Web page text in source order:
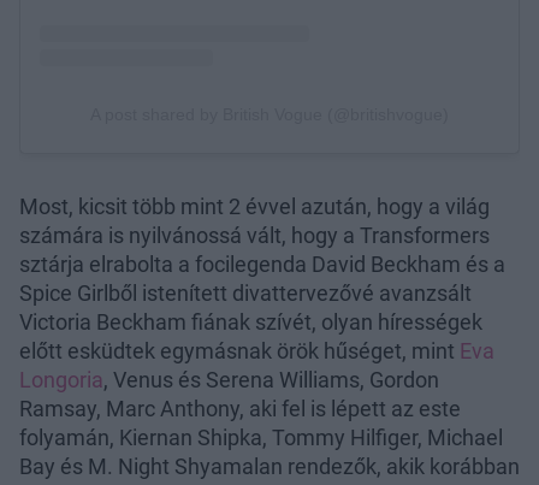
Most, kicsit több mint 2 évvel azután, hogy a világ
számára is nyilvánossá vált, hogy a Transformers
sztárja elrabolta a focilegenda David Beckham és a
Spice Girlből istenített divattervezővé avanzsált
Victoria Beckham fiának szívét, olyan hírességek
előtt esküdtek egymásnak örök hűséget, mint Eva
Longoria, Venus és Serena Williams, Gordon
Ramsay, Marc Anthony, aki fel is lépett az este
folyamán, Kiernan Shipka, Tommy Hilfiger, Michael
Bay és M. Night Shyamalan rendezők, akik korábban